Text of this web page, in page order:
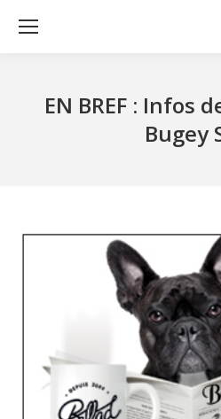
EN BREF : Infos
Bugey